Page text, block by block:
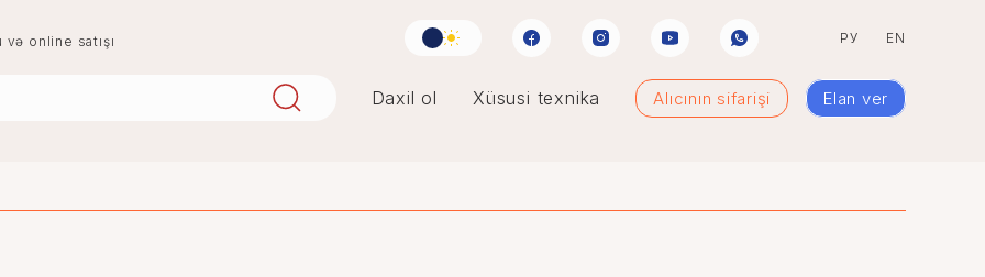
və online satışı РУ EN
Daxil ol Xüsusi texnika Alıcının sifarişi Elan ver